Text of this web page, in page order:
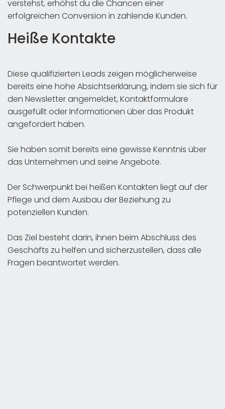
verstehst, erhöhst du die Chancen einer
erfolgreichen Conversion in zahlende Kunden.
Heiße Kontakte
Diese qualifizierten Leads zeigen möglicherweise
bereits eine hohe Absichtserklärung, indem sie sich für
den Newsletter angemeldet, Kontaktformulare
ausgefüllt oder Informationen über das Produkt
angefordert haben.
Sie haben somit bereits eine gewisse Kenntnis über
das Unternehmen und seine Angebote.
Der Schwerpunkt bei heißen Kontakten liegt auf der
Pflege und dem Ausbau der Beziehung zu
potenziellen Kunden.
Das Ziel besteht darin, ihnen beim Abschluss des
Geschäfts zu helfen und sicherzustellen, dass alle
Fragen beantwortet werden.